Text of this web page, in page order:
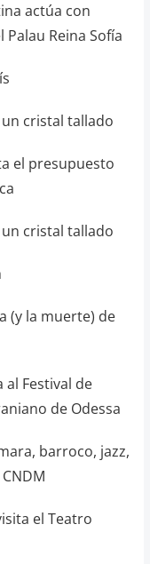
actúa con
Reina Sofía
un cristal tallado
el presupuesto
un cristal tallado
(y la muerte) de
al Festival de
de Odessa
barroco, jazz,
el Teatro